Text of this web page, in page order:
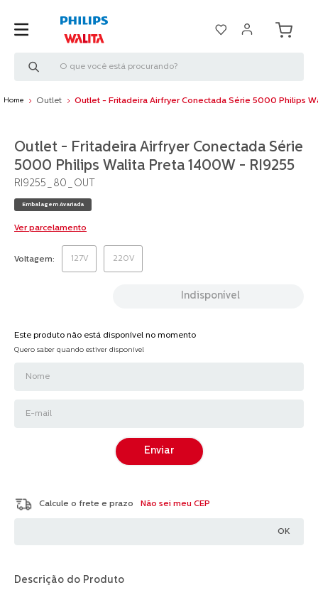
Outlet Outlet - Fritadeira Airfryer Conectada Série 5000 Philips
Outlet - Fritadeira Airfryer Conectada Série
5000 Philips Walita Preta 1400W - RI9255
RI9255_80_OUT
Embalagem Avariada
Ver parcelamento
Voltagem 127V 220V
Indisponível
Este produto não está disponível no momento
Quero saber quando estiver disponível
Enviar
Não sei meu CEP
Descrição do Produto